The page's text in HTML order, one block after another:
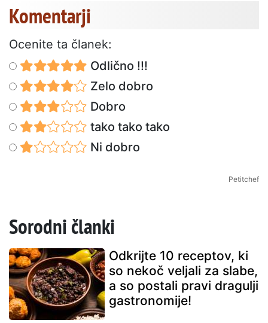
Komentarji
Ocenite ta članek:
Odlično !!!
Zelo dobro
Dobro
tako tako tako
Ni dobro
Petitchef
Sorodni članki
Odkrijte 10 receptov, ki
so nekoč veljali za slabe,
a so postali pravi dragulji
gastronomije!